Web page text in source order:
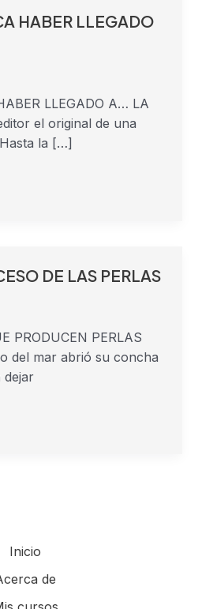
HABER LLEGADO
LLEGADO A… LA
el original de una
la […]
DE LAS PERLAS
PRODUCEN PERLAS
del mar abrió su concha
dejar
Inicio
de